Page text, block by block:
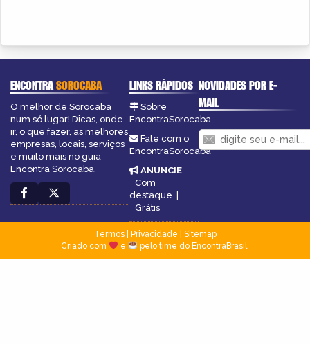
ENCONTRASOROCABA
O melhor de Sorocaba
num só lugar! Dicas, onde
ir, o que fazer, as melhores
empresas, locais, serviços
e muito mais no guia
Encontra Sorocaba.
LINKS RÁPIDOS
Sobre
EncontraSorocaba
Fale com o
EncontraSorocaba
ANUNCIE:
Com
destaque |
Grátis
NOVIDADES POR E-
MAIL
Termos| Privacidade
Sitemap
Criado com
e pelo time do EncontraBrasil